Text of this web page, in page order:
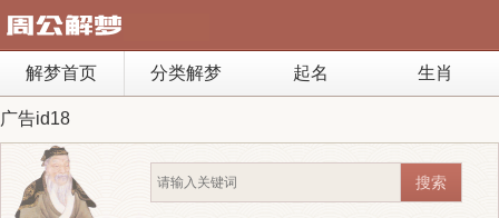
解梦首页 分类解梦 起名 生肖
广告id18